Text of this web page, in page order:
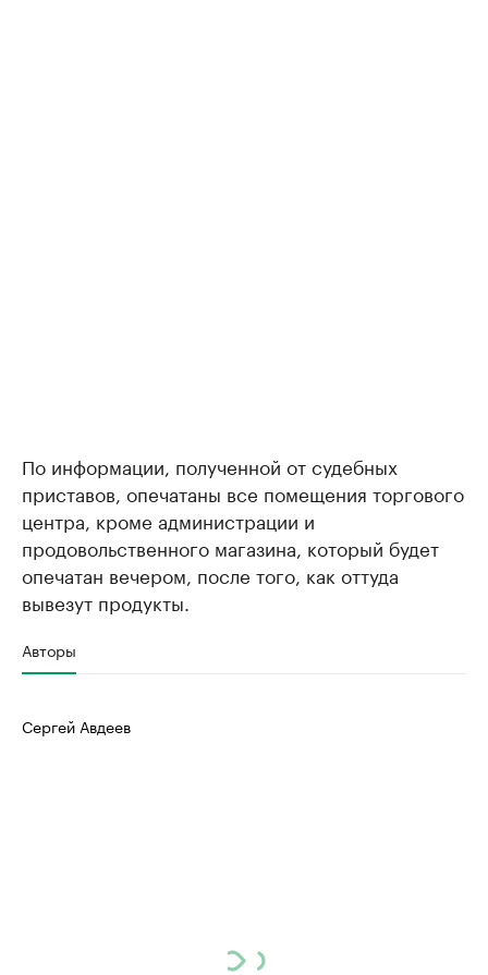
По информации, полученной от судебных
приставов, опечатаны все помещения торгового
центра, кроме администрации и
продовольственного магазина, который будет
опечатан вечером, после того, как оттуда
вывезут продукты.
Авторы
Сергей Авдеев